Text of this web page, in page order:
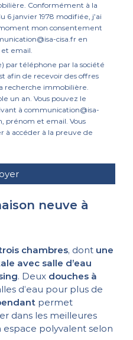
Conformément à la
janvier 1978 modifiée, j’ai
mon consentement
cisa.fr en
email.
par téléphone par la société
afin de recevoir des offres
recherche immobilière.
un an. Vous pouvez le
à communication@isa-
prénom et email. Vous
accéder à la preuve de
neuve à
chambres, dont une
avec salle d’eau
. Deux douches à
d’eau pour plus de
permet
dans les meilleures
polyvalent selon